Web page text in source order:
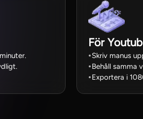
För
Skriv manus
Behåll samma
Exportera i